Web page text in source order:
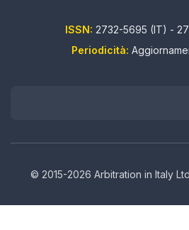
ISSN: 2732-5695 (IT) -
Periodicità:
© 2015-2026 Arbitration in Italy